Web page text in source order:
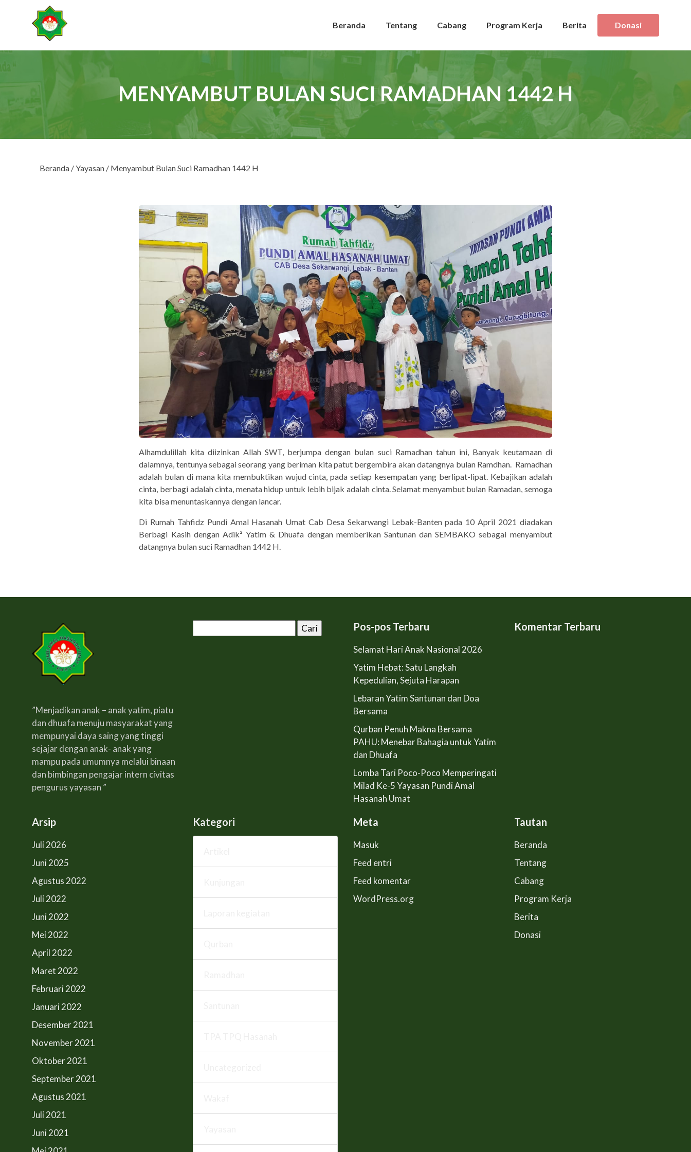
Beranda Tentang Cabang Program Kerja Berita Donasi
MENYAMBUT BULAN SUCI RAMADHAN 1442 H
Beranda /Yayasan / Menyambut Bulan Suci Ramadhan 1442 H
Alhamdulillah kita diizinkan Allah SWT, berjumpa dengan bulan suci Ramadhan tahun ini, Banyak keutamaan di
dalamnya, tentunya sebagai seorang yang beriman kita patut bergembira akan datangnya bulan Ramdhan. Ramadhan
adalah bulan di mana kita membuktikan wujud cinta, pada setiap kesempatan yang berlipat-lipat. Kebajikan adalah
cinta, berbagi adalah cinta, menata hidup untuk lebih bijak adalah cinta. Selamat menyambut bulan Ramadan, semoga
kita bisa menuntaskannya dengan lancar.
Di Rumah Tahfidz Pundi Amal Hasanah Umat Cab Desa Sekarwangi Lebak-Banten pada 10 April 2021 diadakan
Berbagi Kasih dengan Adik² Yatim & Dhuafa dengan memberikan Santunan dan SEMBAKO sebagai menyambut
datangnya bulan suci Ramadhan 1442 H.
”Menjadikan anak – anak yatim, piatu
dan dhuafa menuju masyarakat yang
mempunyai daya saing yang tinggi
sejajar dengan anak- anak yang
mampu pada umumnya melalui binaan
dan bimbingan pengajar intern civitas
pengurus yayasan ”
untuk:
Pos-pos Terbaru
Selamat Hari Anak Nasional 2026
Yatim Hebat: Satu Langkah
Kepedulian, Sejuta Harapan
Lebaran Yatim Santunan dan Doa
Bersama
Qurban Penuh Makna Bersama
PAHU: Menebar Bahagia untuk Yatim
dan Dhuafa
Lomba Tari Poco-Poco Memperingati
Milad Ke-5 Yayasan Pundi Amal
Hasanah Umat
Komentar Terbaru
Arsip
Juli 2026
Juni 2025
Agustus 2022
Juli 2022
Juni 2022
Mei 2022
April 2022
Maret 2022
Februari 2022
Januari 2022
Desember 2021
November 2021
Oktober 2021
September 2021
Agustus 2021
Juli 2021
Juni 2021
Kategori Meta
Masuk
Feed entri
Feed komentar
WordPress.org
Tautan
Beranda
Tentang
Cabang
Program Kerja
Berita
Donasi